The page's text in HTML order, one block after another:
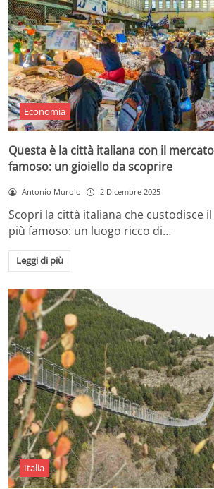
Economia
Questa è la città italiana con il
famoso: un gioiello da scoprire
Antonio Murolo 2 Dicembre 2025
Scopri la città italiana che custodisce
più famoso: un luogo ricco di…
Leggi di più
Italia